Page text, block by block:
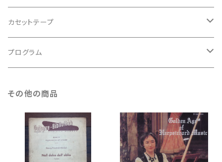
バロック
ルネサンス
古楽
古楽以外
カセットテープ
古楽
プログラム
古楽以外
その他の商品